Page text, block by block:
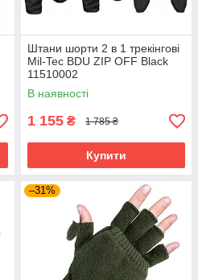
Штани шорти 2 в 1 трекінгові
Mil-Tec BDU ZIP OFF Black
11510002
В наявності
1 155 ₴ 1 785 ₴
Купити
–31%